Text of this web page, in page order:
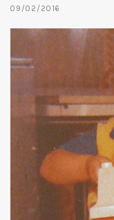
09/02/2016